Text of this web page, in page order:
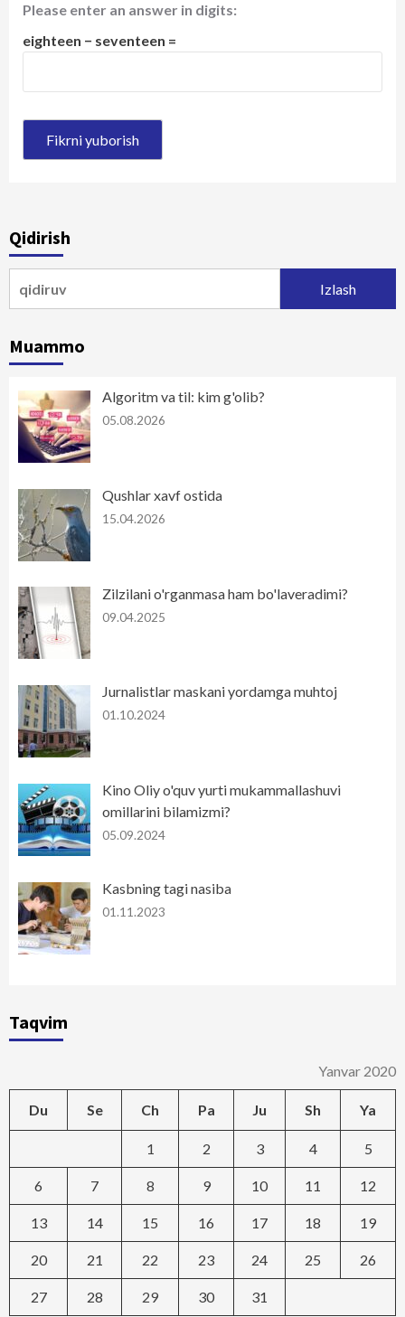
Please enter an answer in digits:
eighteen − seventeen =
Qidirish
Muammo
Algoritm va til: kim g'olib?
05.08.2026
Qushlar xavf ostida
15.04.2026
Zilzilani o'rganmasa ham bo'laveradimi?
09.04.2025
Jurnalistlar maskani yordamga muhtoj
01.10.2024
Kino Oliy o'quv yurti mukammallashuvi
omillarini bilamizmi?
05.09.2024
Kasbning tagi nasiba
01.11.2023
Taqvim
Yanvar 2020
Du Se Ch Pa Ju Sh Ya
1 2 3 4 5
6 7 8 9 10 11 12
13 14 15 16 17 18 19
20 21 22 23 24 25 26
27 28 29 30 31